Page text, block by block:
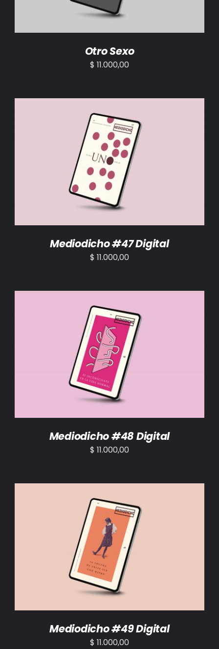
Otro Sexo
$ 11.000,00
AÑADIR AL CARRITO /
Mediodicho #47 Digital
$ 11.000,00
AÑADIR AL CARRITO /
Mediodicho #48 Digital
$ 11.000,00
AÑADIR AL CARRITO /
Mediodicho #49 Digital
$ 11.000,00